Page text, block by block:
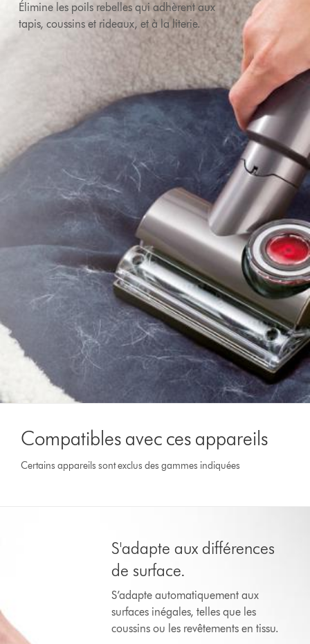
Élimine les poils rebelles qui adhèrent aux
tapis, coussins et rideaux, et à la literie.
Compatibles avec ces appareils
Certains appareils sont exclus des gammes indiquées
S'adapte aux différences
de surface.
S’adapte automatiquement aux
surfaces inégales, telles que les
coussins ou les revêtements en tissu.